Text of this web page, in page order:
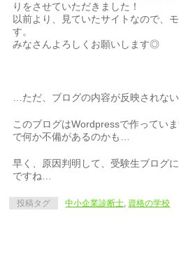
りをさせていただきました！
以前より、見ていたサイトなので、
す。
みなさんよろしくお願いします◎
…ただ、ブログの内容が反映されな
このブログはWordpressで作ってい
で何か不備があるのかも…
早く、原因判明して、受験生ブログ
ですね…
投稿タグ 中小企業診断士, 資格の学校